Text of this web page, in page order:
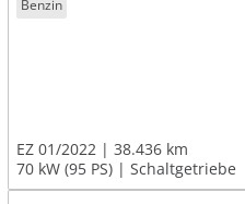
Benzin
EZ 01/2022
38.436 km
70 kW (95 PS)
Schaltgetriebe